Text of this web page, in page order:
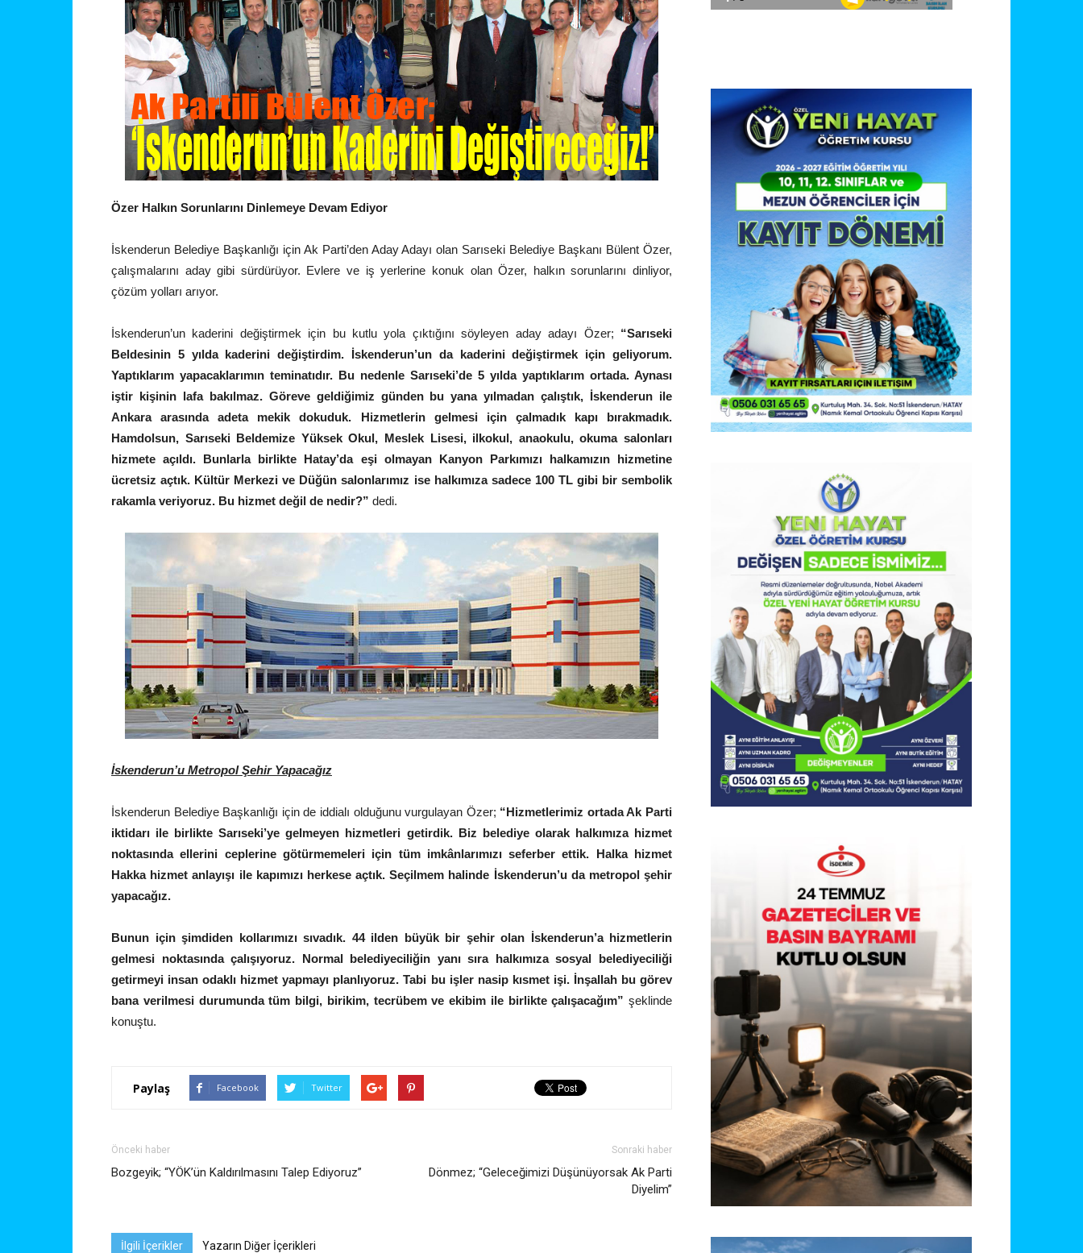
Özer Halkın Sorunlarını Dinlemeye Devam Ediyor
İskenderun Belediye Başkanlığı için Ak Parti’den Aday Adayı olan Sarıseki Belediye Başkanı Bülent Özer,
çalışmalarını aday gibi sürdürüyor. Evlere ve iş yerlerine konuk olan Özer, halkın sorunlarını dinliyor,
çözüm yolları arıyor.
İskenderun’un kaderini değiştirmek için bu kutlu yola çıktığını söyleyen aday adayı Özer; “Sarıseki
Beldesinin 5 yılda kaderini değiştirdim. İskenderun’un da kaderini değiştirmek için geliyorum.
Yaptıklarım yapacaklarımın teminatıdır. Bu nedenle Sarıseki’de 5 yılda yaptıklarım ortada. Aynası
iştir kişinin lafa bakılmaz. Göreve geldiğimiz günden bu yana yılmadan çalıştık, İskenderun ile
Ankara arasında adeta mekik dokuduk. Hizmetlerin gelmesi için çalmadık kapı bırakmadık.
Hamdolsun, Sarıseki Beldemize Yüksek Okul, Meslek Lisesi, ilkokul, anaokulu, okuma salonları
hizmete açıldı. Bunlarla birlikte Hatay’da eşi olmayan Kanyon Parkımızı halkamızın hizmetine
ücretsiz açtık. Kültür Merkezi ve Düğün salonlarımız ise halkımıza sadece 100 TL gibi bir sembolik
rakamla veriyoruz. Bu hizmet değil de nedir?” dedi.
İskenderun’u Metropol Şehir Yapacağız
İskenderun Belediye Başkanlığı için de iddialı olduğunu vurgulayan Özer; “Hizmetlerimiz ortada Ak Parti
iktidarı ile birlikte Sarıseki’ye gelmeyen hizmetleri getirdik. Biz belediye olarak halkımıza hizmet
noktasında ellerini ceplerine götürmemeleri için tüm imkânlarımızı seferber ettik. Halka hizmet
Hakka hizmet anlayışı ile kapımızı herkese açtık. Seçilmem halinde İskenderun’u da metropol şehir
yapacağız.
Bunun için şimdiden kollarımızı sıvadık. 44 ilden büyük bir şehir olan İskenderun’a hizmetlerin
gelmesi noktasında çalışıyoruz. Normal belediyeciliğin yanı sıra halkımıza sosyal belediyeciliği
getirmeyi insan odaklı hizmet yapmayı planlıyoruz. Tabi bu işler nasip kısmet işi. İnşallah bu görev
bana verilmesi durumunda tüm bilgi, birikim, tecrübem ve ekibim ile birlikte çalışacağım” şeklinde
konuştu.
Paylaş Facebook Twitter
Önceki haber
Bozgeyik; “YÖK’ün Kaldırılmasını Talep Ediyoruz”
Sonraki haber
Dönmez; “Geleceğimizi Düşünüyorsak Ak Parti
Diyelim”
İlgili İçerikler Yazarın Diğer İçerikleri